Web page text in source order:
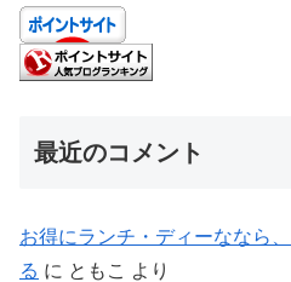
最近のコメント
お得にランチ・ディーななら
る に ともこ より